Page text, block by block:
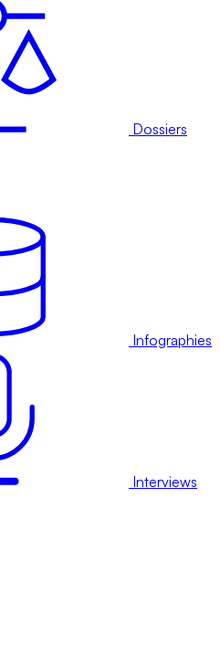
Dossiers
Infographies
Interviews